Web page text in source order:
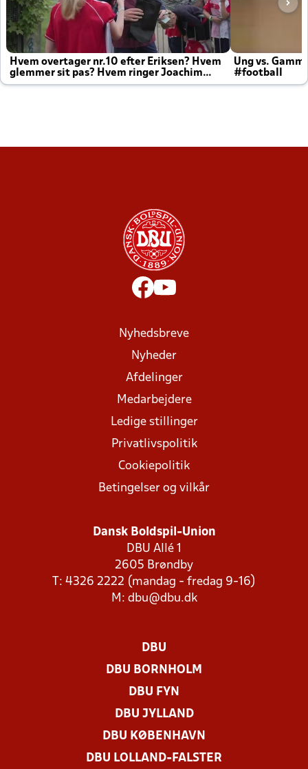
Hvem overtager nr.10 efter Eriksen? Hvem
glemmer sit pas? Hvem ringer Joachim
altid til efter kampe?
Ung vs.
#football
Nyhedsbreve
Nyheder
Afdelinger
Medarbejdere
Ledige stillinger
Privatlivspolitik
Cookiepolitik
Betingelser og vilkår
Dansk Boldspil-Union
DBU Allé 1
2605 Brøndby
T: 4326 2222 (mandag - fredag 9-16)
M: dbu@dbu.dk
DBU
DBU BORNHOLM
DBU FYN
DBU JYLLAND
DBU KØBENHAVN
DBU LOLLAND-FALSTER